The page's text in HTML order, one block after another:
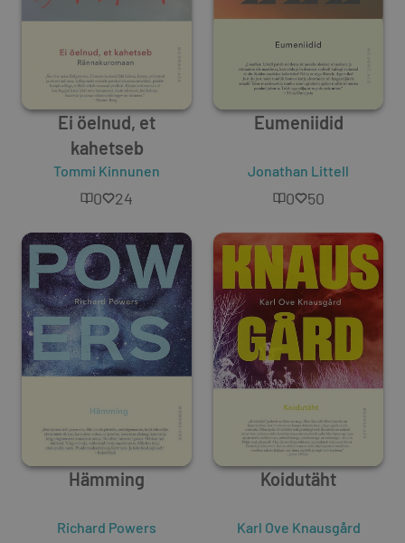
Ei öelnud, et
kahetseb
Tommi Kinnunen
0 24
Eumeniidid
Jonathan Littell
0 50
Hämming
Richard Powers
Koidutäht
Karl Ove Knausgård